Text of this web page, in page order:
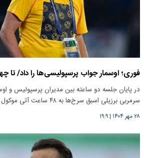
فوری؛ اوسمار جواب پرسپولیسی‌ها را داد/ تا
در پایان جلسه دو ساعته بین مدیران پرسپولیس و
سرمربی برزیلی اسبق سرخ‌ها به ۴۸ ساعت آتی موکول ش…
۲۸ مهر ۱۴۰۴ |۱۹:۹